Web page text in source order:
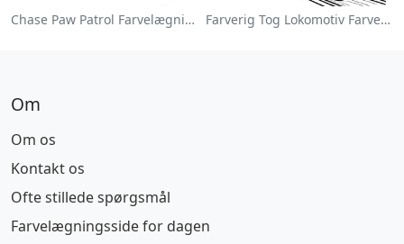
Chase Paw Patrol Farvelægningsside Farverig Tog Lokomotiv Farvelægningsside
Om
Om os
Kontakt os
Ofte stillede spørgsmål
Farvelægningsside for dagen